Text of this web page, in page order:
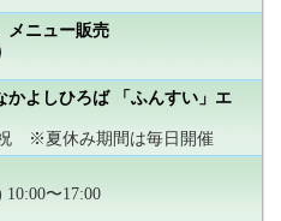
メニュー販売
よしひろば 「ふんすい」エ
祝 ※夏休み期間は毎日開催
〜17:00